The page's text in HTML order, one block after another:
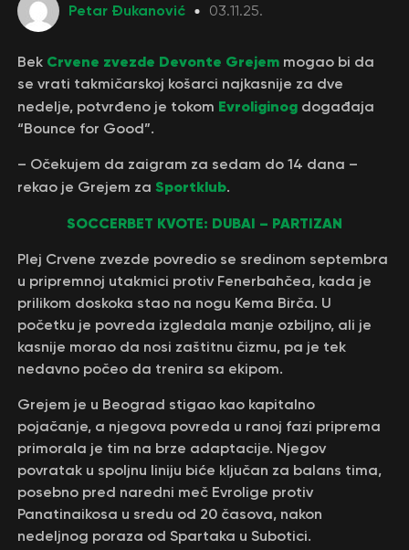
Petar Đukanović 03.11.25.
Bek Crvene zvezde Devonte Grejemmogao bi da
se vrati takmičarskoj košarci najkasnije za dve
nedelje, potvrđeno je tokom Evroliginogdogađaja
“Bounce for Good”.
– Očekujem da zaigram za sedam do 14 dana –
rekao je Grejem za Sportklub.
SOCCERBET KVOTE: DUBAI – PARTIZAN
Plej Crvene zvezde povredio se sredinom septembra
u pripremnoj utakmici protiv Fenerbahčea, kada je
prilikom doskoka stao na nogu Kema Birča. U
početku je povreda izgledala manje ozbiljno, ali je
kasnije morao da nosi zaštitnu čizmu, pa je tek
nedavno počeo da trenira sa ekipom.
Grejem je u Beograd stigao kao kapitalno
pojačanje, a njegova povreda u ranoj fazi priprema
primorala je tim na brze adaptacije. Njegov
povratak u spoljnu liniju biće ključan za balans tima,
posebno pred naredni meč Evrolige protiv
Panatinaikosa u sredu od 20 časova, nakon
nedeljnog poraza od Spartaka u Subotici.